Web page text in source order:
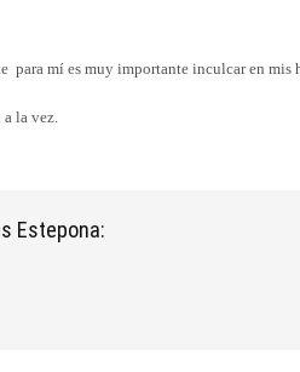
para mí es muy importante inculcar en
la vez.
Estepona: